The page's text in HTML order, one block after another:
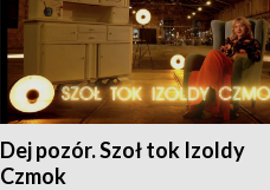
Dej pozór. Szoł tok Izoldy
Czmok